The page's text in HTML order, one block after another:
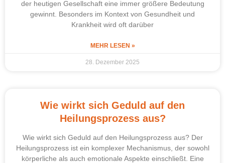
der heutigen Gesellschaft eine immer größere Bedeutung
gewinnt. Besonders im Kontext von Gesundheit und
Krankheit wird oft darüber
MEHR LESEN »
28. Dezember 2025
Wie wirkt sich Geduld auf den
Heilungsprozess aus?
Wie wirkt sich Geduld auf den Heilungsprozess aus? Der
Heilungsprozess ist ein komplexer Mechanismus, der sowohl
körperliche als auch emotionale Aspekte einschließt. Eine